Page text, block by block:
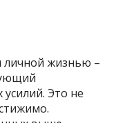
личной жизнью –
Это не